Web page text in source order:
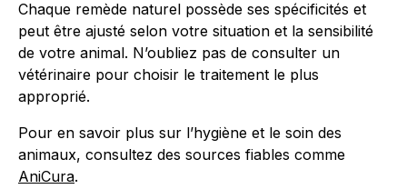
Chaque remède naturel possède ses spécificités et
peut être ajusté selon votre situation et la sensibilité
de votre animal. N’oubliez pas de consulter un
vétérinaire pour choisir le traitement le plus
approprié.
Pour en savoir plus sur l’hygiène et le soin des
animaux, consultez des sources fiables comme
AniCura.